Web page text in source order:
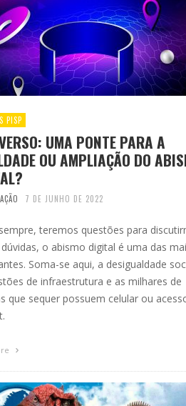
PISP
UMA PONTE PARA A
OU AMPLIAÇÃO DO
7 DE JUNHO DE 2022
teremos questões para
o abismo digital é uma das
Soma-se aqui, a desigualdade
de infraestrutura e as milhares de
que sequer possuem celular ou